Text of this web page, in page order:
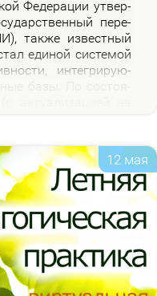
Фе­де­ра­ции утвер­
пе­ре­
так­же из­вест­ный
еди­ной си­сте­мой
ин­те­гри­ру­ю­
12 мая